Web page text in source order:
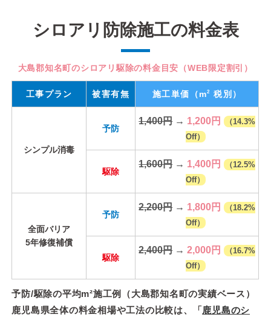
シロアリ防除施工の料金表
大島郡知名町のシロアリ駆除の料金目安（WEB限定割引）
工事プラン 被害有無 施工単価 （m2 税別）
シンプル消毒
予防
1,400円→ 1,200円
（14.3%
Off）
駆除
1,600円→ 1,400円
（12.5%
Off）
全面バリア
5年修復補償
予防
2,200円→ 1,800円
（18.2%
Off）
駆除
2,400円→2,000円
（16.7%
Off）
予防/駆除の平均m²施工例（大島郡知名町の実績ベース）
鹿児島県全体の料金相場や工法の比較は、「鹿児島のシ